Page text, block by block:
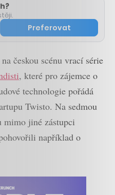
Preferovat
českou scénu vrací série
, které pro zájemce o
technologie pořádá
Twisto. Na sedmou
mimo jiné zástupci
například o